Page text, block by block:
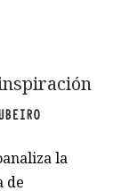
la
de